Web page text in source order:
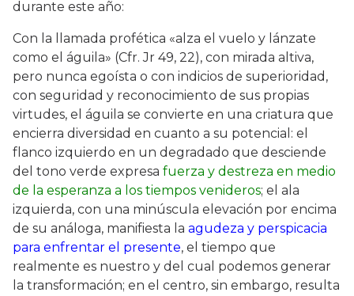
durante este año:
Con la llamada profética «alza el vuelo y lánzate
como el águila» (Cfr. Jr 49, 22), con mirada altiva,
pero nunca egoísta o con indicios de superioridad,
con seguridad y reconocimiento de sus propias
virtudes, el águila se convierte en una criatura que
encierra diversidad en cuanto a su potencial: el
flanco izquierdo en un degradado que desciende
del tono verde expresa fuerza y destreza en medio
de la esperanza a los tiempos venideros; el ala
izquierda, con una minúscula elevación por encima
de su análoga, manifiesta la agudeza y perspicacia
para enfrentar el presente, el tiempo que
realmente es nuestro y del cual podemos generar
la transformación; en el centro, sin embargo, resulta